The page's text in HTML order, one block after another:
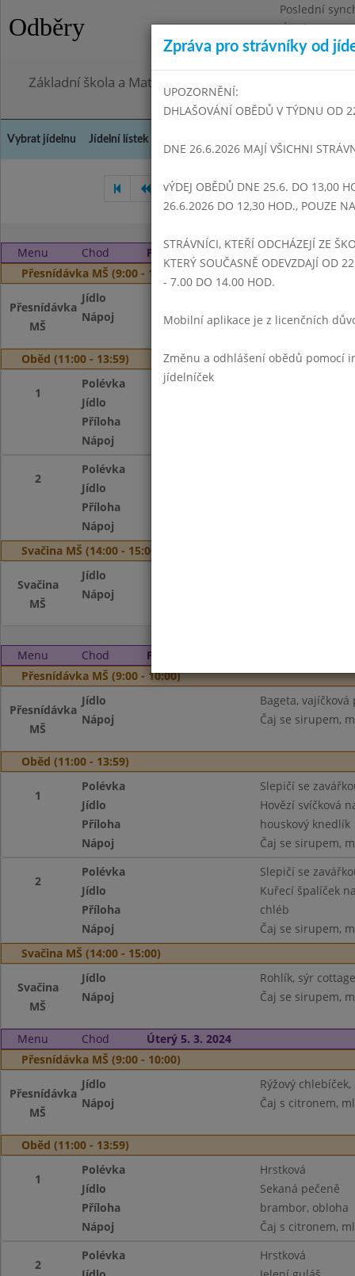
Odběry
Poslední
Úterý
Omezení
Základní škola a Mateřská škola Dr. Edvarda Beneše,
Vybrat jídelnu Jídelní lístek
Leden 2024 Únor 2024
Menu Chod
Pátek 1. 3. 2024
Přesnídávka MŠ (9:00 - 10:00)
Přesnídávka
MŠ
Jídlo
Nápoj
Čaj s citronem,
Oběd (11:00 - 13:59)
1
Polévka
Jídlo
Příloha
Nápoj
2
Polévka
Jídlo
Příloha
Nápoj
Svačina MŠ (14:00 - 15:00)
Svačina
MŠ
Jídlo
Nápoj
Menu Chod
Pondělí 4. 3. 2024
Přesnídávka MŠ (9:00 - 10:00)
Přesnídávka
MŠ
Jídlo
Bageta,
Nápoj
Čaj se sirupem,
Oběd (11:00 - 13:59)
1
Polévka
Slepičí se
Jídlo
Hovězí svíčková
Příloha
houskový knedlík
Nápoj
Čaj se sirupem,
2
Polévka
Slepičí se
Jídlo
Kuřecí špalíček
Příloha
chléb
Nápoj
Čaj se sirupem,
Svačina MŠ (14:00 - 15:00)
Svačina
MŠ
Jídlo
Rohlík, sýr
Nápoj
Čaj se sirupem,
Menu Chod
Úterý 5. 3. 2024
Přesnídávka MŠ (9:00 - 10:00)
Přesnídávka
MŠ
Jídlo
Rýžový
Nápoj
Čaj s citronem,
Oběd (11:00 - 13:59)
1
Polévka
Hrstková
Jídlo
Sekaná pečeně
Příloha
brambor, obloha
Nápoj
Čaj s citronem,
2
Polévka
Hrstková
Zpráva pro strávníky od
UPOZORNĚNÍ:
DHLAŠOVÁNÍ OBĚDŮ V TÝDNU OD
DNE 26.6.2026 MAJÍ VŠICHNI
vÝDEJ OBĚDŮ DNE 25.6. DO 13,00
26.6.2026 DO 12,30 HOD., POUZE
STRÁVNÍCI, KTEŘÍ ODCHÁZEJÍ ZE
KTERÝ SOUČASNĚ ODEVZDAJÍ OD
- 7.00 DO 14.00 HOD.
Mobilní aplikace je z licenčních
Změnu a odhlášení obědů pomocí
jídelníček